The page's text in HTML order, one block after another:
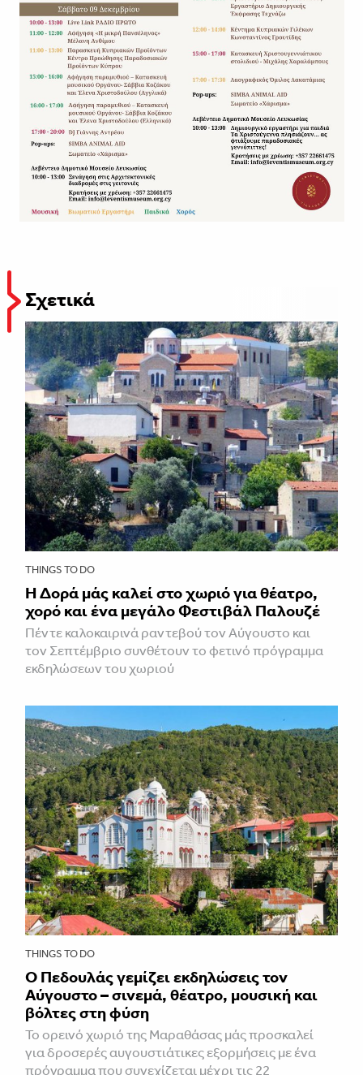
Σχετικά
THINGS TO DO
Η Δορά μάς καλεί στο χωριό για θέατρο,
χορό και ένα μεγάλο Φεστιβάλ Παλουζέ
Πέντε καλοκαιρινά ραντεβού τον Αύγουστο και
τον Σεπτέμβριο συνθέτουν το φετινό πρόγραμμα
εκδηλώσεων του χωριού
THINGS TO DO
Ο Πεδουλάς γεμίζει εκδηλώσεις τον
Αύγουστο – σινεμά, θέατρο, μουσική και
βόλτες στη φύση
Το ορεινό χωριό της Μαραθάσας μάς προσκαλεί
για δροσερές αυγουστιάτικες εξορμήσεις με ένα
πρόγραμμα που συνεχίζεται μέχρι τις 22